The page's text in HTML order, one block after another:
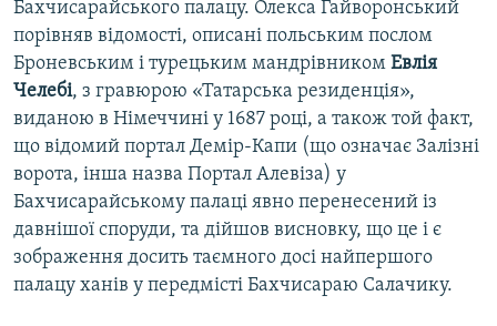
Бахчисарайського палацу. Олекса Гайворонський
порівняв відомості, описані польським послом
Броневським і турецьким мандрівником Евлія
Челебі, з гравюрою «Татарська резиденція»,
виданою в Німеччині у 1687 році, а також той факт,
що відомий портал Демір-Капи (що означає Залізні
ворота, інша назва Портал Алевіза) у
Бахчисарайському палаці явно перенесений із
давнішої споруди, та дійшов висновку, що це і є
зображення досить таємного досі найпершого
палацу ханів у передмісті Бахчисараю Салачику.